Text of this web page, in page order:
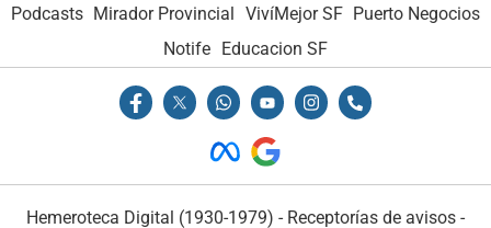
Podcasts Mirador Provincial VivíMejor SF Puerto Negocios
Notife
Educacion SF
Hemeroteca Digital (1930-1979) - Receptorías de avisos -